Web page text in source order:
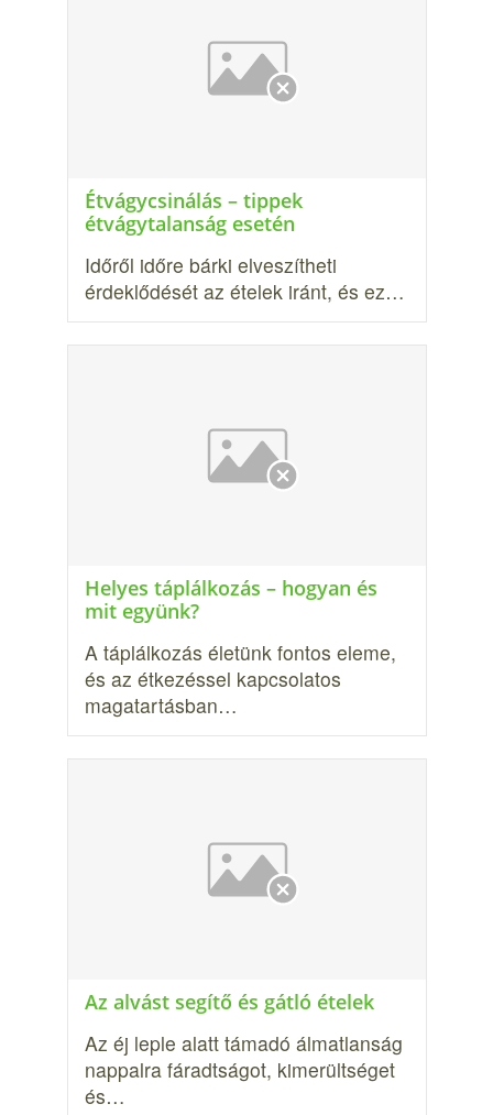
Étvágycsinálás – tippek
étvágytalanság esetén
Időről időre bárki elveszítheti
érdeklődését az ételek iránt, és ez…
Helyes táplálkozás – hogyan és
mit együnk?
A táplálkozás életünk fontos eleme,
és az étkezéssel kapcsolatos
magatartás­ban…
Az alvást segítő és gátló ételek
Az éj leple alatt támadó álmatlanság
nappalra fáradtságot, kimerültséget
és…